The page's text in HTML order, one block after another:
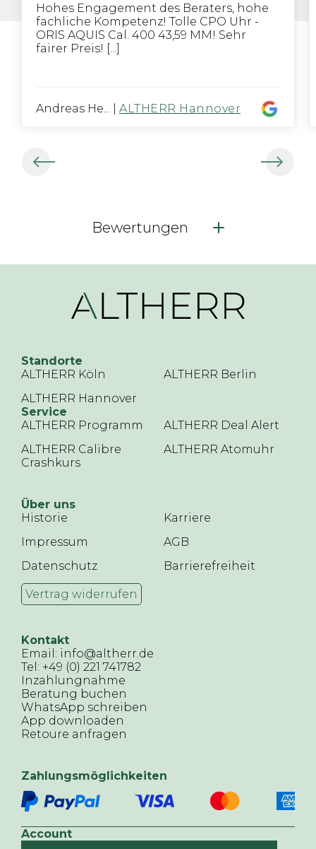
Hohes Engagement des Beraters, hohe
fachliche Kompetenz! Tolle CPO Uhr -
ORIS AQUIS Cal. 400 43,59 MM! Sehr
fairer Preis! [...]
Andreas He... ALTHERR Hannover
Bewertungen
Standorte
ALTHERR Köln
ALTHERR Berlin
ALTHERR Hannover
Service
ALTHERR Programm
ALTHERR Deal Alert
ALTHERR Calibre
Crashkurs
ALTHERR Atomuhr
Über uns
Historie
Karriere
Impressum
AGB
Datenschutz
Barrierefreiheit
Vertrag widerrufen
Kontakt
Email: info@altherr.de
Tel: +49 (0) 221 741782
Inzahlungnahme
Beratung buchen
WhatsApp schreiben
App downloaden
Retoure anfragen
Zahlungsmöglichkeiten
Account